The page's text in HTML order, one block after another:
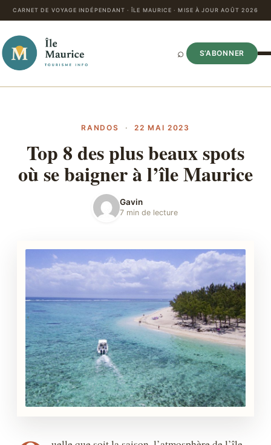
CARNET DE VOYAGE INDÉPENDANT · ÎLE MAURICE · MISE À JOUR AOÛT 2026
⌕ S’ABONNER
RANDOS · 22 MAI 2023
Top 8 des plus beaux spots
où se baigner à l’île Maurice
Gavin
7 min de lecture